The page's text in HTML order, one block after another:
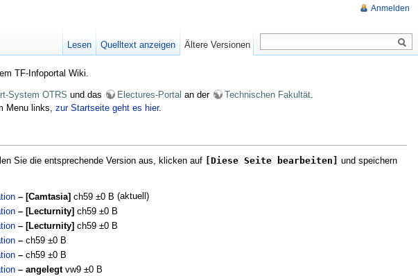
TF-Infoportal Wiki.
System OTRS und das Electures-Portal an der Technischen Fakultät
Menu links, zur Startseite geht es hier.
Sie die entsprechende Version aus, klicken auf [Diese Seite bearbeiten]
und speichern
– [Camtasia]ch59 ±0 B (aktuell)
– [Lecturnity]ch59 ±0 B
– [Lecturnity]ch59 ±0 B
–ch59 ±0 B
–ch59 ±0 B
– angelegt vw9 ±0 B
Anmelden
Lesen Quelltext anzeigen Ältere Versionen